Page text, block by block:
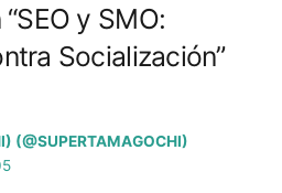
y SMO:
Socialización”
(@SUPERTAMAGOCHI)